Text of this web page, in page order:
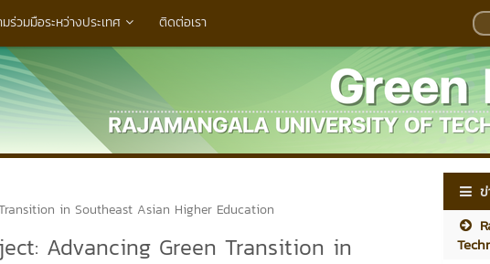
มร่วมมือระหว่างประเทศ ติดต่อเรา
in Southeast Asian Higher Education
Advancing Green Transition in